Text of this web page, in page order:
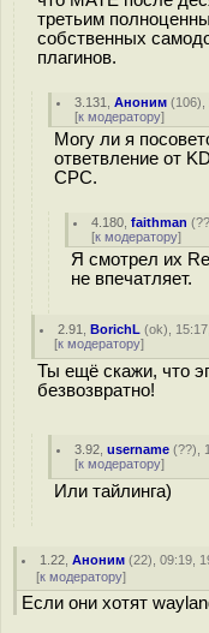
третьим
собственных
плагинов.
3.131 ,Аноним (106),
[к модератору]
Могу ли я
ответвление от
СРС.
4.180 ,faithman (
[к модератору]
Я смотрел их
не впечатляет.
2.91 ,BorichL (ok),
[к модератору]
Ты ещё скажи, что
безвозвратно!
3.92 ,username (??),
[к модератору]
Или тайлинга)
1.22 ,Аноним (22), 09:19,
[к модератору]
Если они хотят